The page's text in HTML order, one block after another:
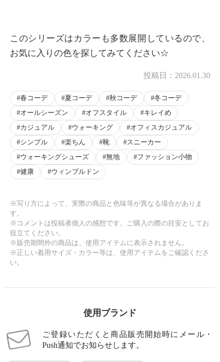
このシリーズはカラーも多数展開しているので、
お気に入りの色を探してみてください☆
投稿日： 2026.01.30
春コーデ 夏コーデ 秋コーデ
冬コーデ
オールシーズン
オフスタイル
キレイめ
カジュアル
ウォーキング
オフィスカジュアル
シンプル
楽ちん 靴
スニーカー
ウォーキングシューズ
無地
ファッション小物
健康
ウィンブルドン
※写り方によって、実際の商品と色味等が異なる場合がありま
す。
※コメントは投稿者個人の感想です。ご購入の際の目安としてお
役立てください。
※販売期間外の商品は、使用アイテムに表示されません。
※正しい着用サイズ・カラー等は、使用アイテムをご確認くださ
い。
使用ブランド
ご登録いただくと商品販売開始時にメール・
Push通知でお知らせします。